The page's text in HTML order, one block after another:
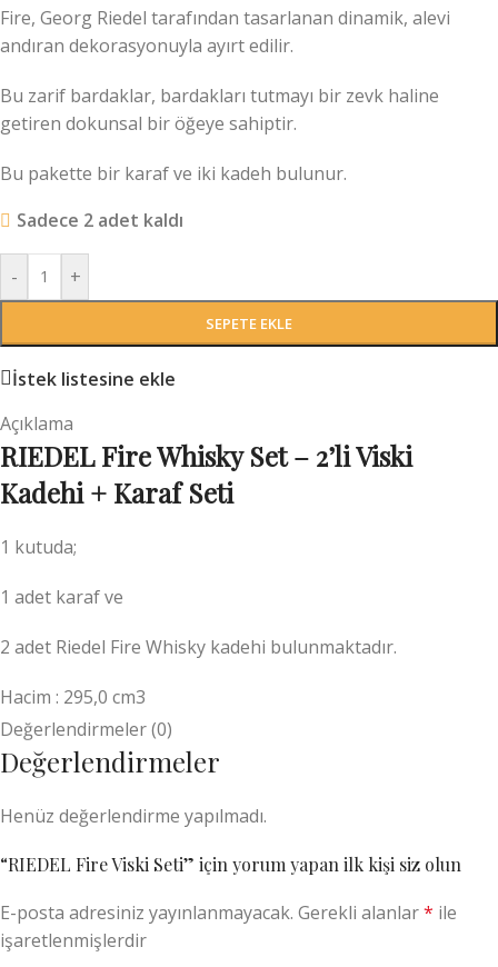
Fire, Georg Riedel tarafından tasarlanan dinamik, alevi
andıran dekorasyonuyla ayırt edilir.
Bu zarif bardaklar, bardakları tutmayı bir zevk haline
getiren dokunsal bir öğeye sahiptir.
Bu pakette bir karaf ve iki kadeh bulunur.
Sadece 2 adet kaldı
- +
SEPETE EKLE
İstek listesine ekle
Açıklama
RIEDEL Fire Whisky Set – 2’li Viski
Kadehi + Karaf Seti
1 kutuda;
1 adet karaf ve
2 adet Riedel Fire Whisky kadehi bulunmaktadır.
Hacim : 295,0 cm3
Yükseklik : 98.0 mm
–
Viski bardağı, zariften gündelik masaya her türlü sofra
düzenini tamamlamak için mükemmeldir.
Fire, Georg Riedel tarafından tasarlanan dinamik, alevi
andıran dekorasyonuyla ayırt edilir.
Değerlendirmeler (0)
Değerlendirmeler
Henüz değerlendirme yapılmadı.
“RIEDEL Fire Viski Seti” için yorum yapan ilk kişi siz olun
E-posta adresiniz yayınlanmayacak. Gerekli alanlar* ile
işaretlenmişlerdir